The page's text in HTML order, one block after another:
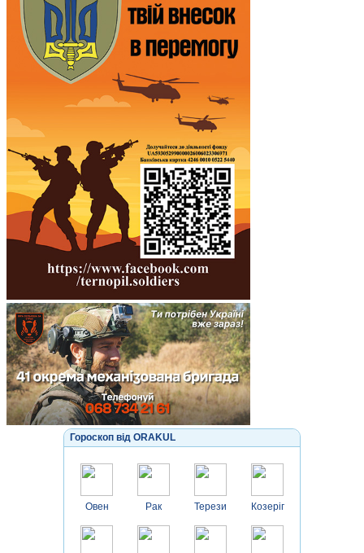
Гороскоп від ORAKUL
Овен Рак Терези Козеріг